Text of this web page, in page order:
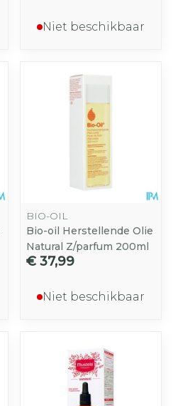
Niet beschikbaar
BIO-OIL
Bio-oil Herstellende Olie
Natural Z/parfum 200ml
€ 37,99
Niet beschikbaar